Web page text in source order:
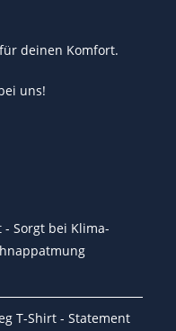
deinen Komfort.
uns!
- Sorgt bei Klima-
T-Shirt - Statement